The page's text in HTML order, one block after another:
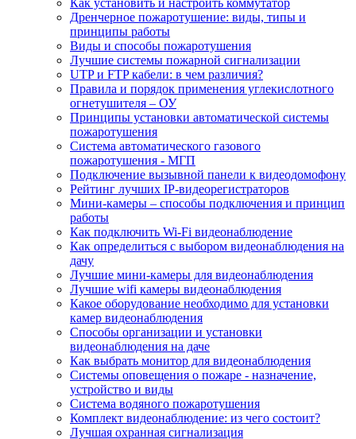
Как установить и настроить коммутатор
Дренчерное пожаротушение: виды, типы и
принципы работы
Виды и способы пожаротушения
Лучшие системы пожарной сигнализации
UTP и FTP кабели: в чем различия?
Правила и порядок применения углекислотного
огнетушителя – ОУ
Принципы установки автоматической системы
пожаротушения
Система автоматического газового
пожаротушения - МГП
Подключение вызывной панели к видеодомофону
Рейтинг лучших IP-видеорегистраторов
Мини-камеры – способы подключения и принцип
работы
Как подключить Wi-Fi видеонаблюдение
Как определиться с выбором видеонаблюдения на
дачу
Лучшие мини-камеры для видеонаблюдения
Лучшие wifi камеры видеонаблюдения
Какое оборудование необходимо для установки
камер видеонаблюдения
Способы организации и установки
видеонаблюдения на даче
Как выбрать монитор для видеонаблюдения
Системы оповещения о пожаре - назначение,
устройство и виды
Система водяного пожаротушения
Комплект видеонаблюдение: из чего состоит?
Лучшая охранная сигнализация